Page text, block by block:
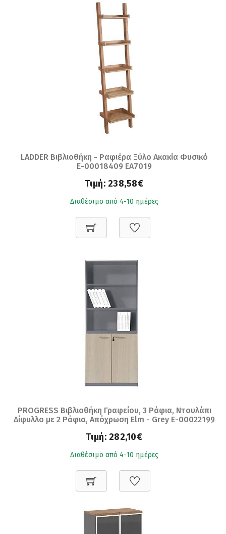
LADDER Βιβλιοθήκη - Ραφιέρα Ξύλο Ακακία Φυσικό
Ε-00018409 ΕΑ7019
Τιμή: 238,58€
Διαθέσιμο από 4-10 ημέρες
PROGRESS Βιβλιοθήκη Γραφείου, 3 Ράφια, Ντουλάπι
Δίφυλλο με 2 Ράφια, Απόχρωση Elm - Grey Ε-00022199
Τιμή: 282,10€
Διαθέσιμο από 4-10 ημέρες